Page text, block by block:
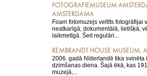
FOTOGRAFIEMUSEUM
AMSTERDAMA
Foam fotomuzejs veltīts fotogrāfijai
neatkarīgā, dokumentālā, lietišķā,
laikmetīgā. Šeit regulāri...
REMBRANDT HOUSE MUSEUM,
2006. gadā Nīderlandē tika svinēta
dzimšanas diena. Šajā ēkā, kas
muzejā,...